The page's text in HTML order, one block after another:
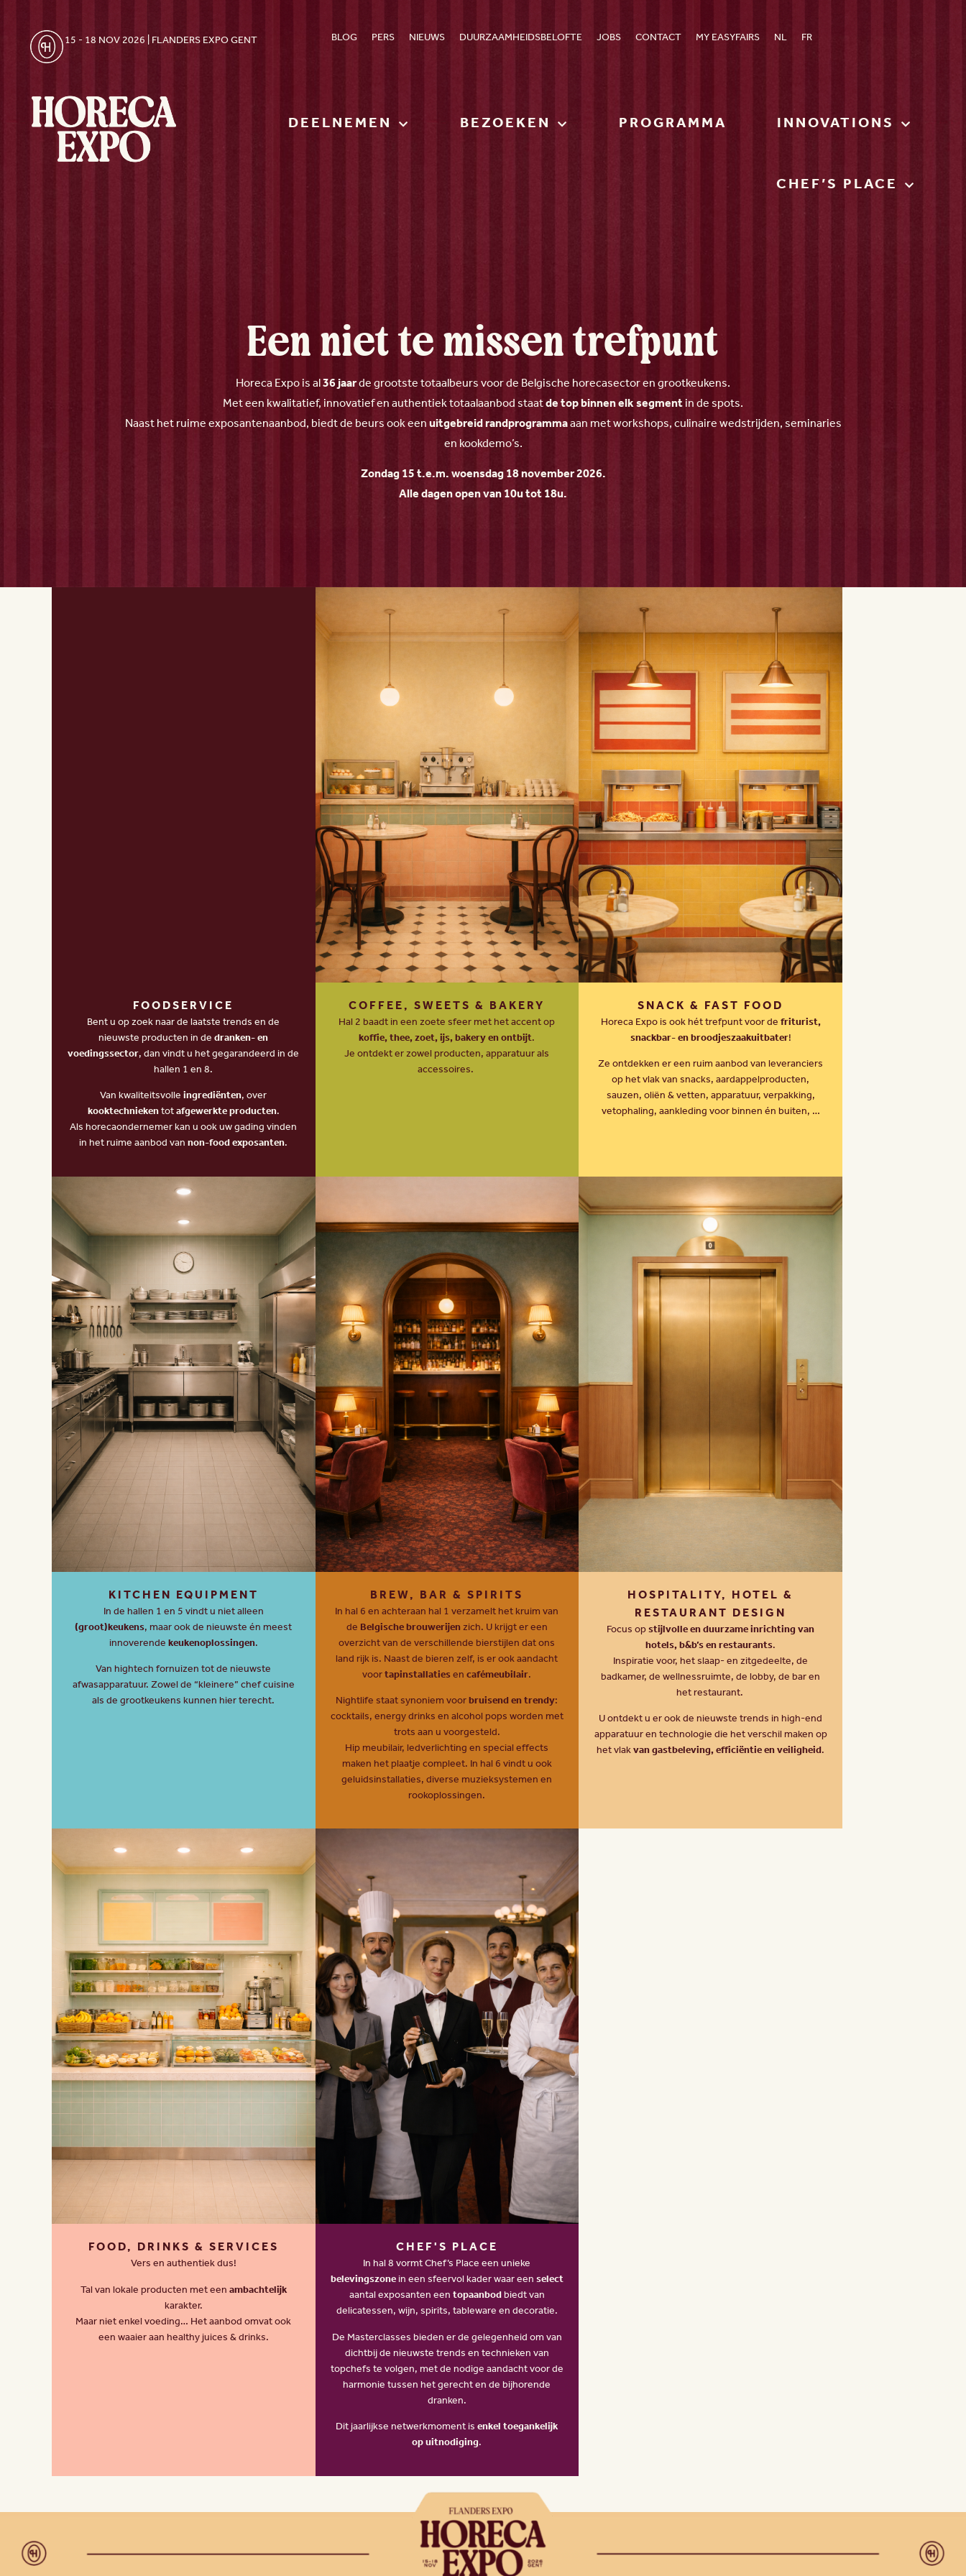
15 - 18 NOV 2026 | FLANDERS EXPO GENT BLOG PERS NIEUWS DUURZAAMHEIDSBELOFTE JOBS CONTACT MY EASYFAIRS NL FR
DEELNEMEN BEZOEKEN PROGRAMMA INNOVATIONS
CHEF’S PLACE
Een niet te missen trefpunt
Horeca Expo is al36 jaarde grootste totaalbeurs voor de Belgische horecasector en grootkeukens.
Met een kwalitatief, innovatief en authentiek totaalaanbod staatde top binnen elk segmentin de spots.
Naast het ruime exposantenaanbod, biedt de beurs ook eenuitgebreid randprogrammaaan met workshops, culinaire wedstrijden, seminaries
en kookdemo’s.
Zondag 15 t.e.m. woensdag 18 november 2026.
Alle dagen open van 10u tot 18u.
FOODSERVICE
Bent u op zoek naar de laatste trends en de
nieuwste producten in dedranken- en
voedingssector, dan vindt u het gegarandeerd in de
hallen 1 en 8.
Van kwaliteitsvolleingrediënten, over
kooktechniekentotafgewerkte producten.
Als horecaondernemer kan u ook uw gading vinden
in het ruime aanbod vannon-food exposanten.
COFFEE, SWEETS & BAKERY
Hal 2 baadt in een zoete sfeer met het accent op
koffie, thee, zoet, ijs, bakery en ontbijt.
Je ontdekt er zowel producten, apparatuur als
accessoires.
SNACK & FAST FOOD
Horeca Expo is ook hét trefpunt voor defriturist,
snackbar- en broodjeszaakuitbater!
Ze ontdekken er een ruim aanbod van leveranciers
op het vlak van snacks, aardappelproducten,
sauzen, oliën & vetten, apparatuur, verpakking,
vetophaling, aankleding voor binnen én buiten, …
KITCHEN EQUIPMENT
In de hallen 1 en 5 vindt u niet alleen
(groot)keukens, maar ook de nieuwste én meest
innoverendekeukenoplossingen.
Van hightech fornuizen tot de nieuwste
afwasapparatuur. Zowel de “kleinere” chef cuisine
als de grootkeukens kunnen hier terecht.
BREW, BAR & SPIRITS
In hal 6 en achteraan hal 1 verzamelt het kruim van
deBelgische brouwerijenzich. U krijgt er een
overzicht van de verschillende bierstijlen dat ons
land rijk is. Naast de bieren zelf, is er ook aandacht
voortapinstallatiesencafémeubilair.
Nightlife staat synoniem voorbruisend en trendy:
cocktails, energy drinks en alcohol pops worden met
trots aan u voorgesteld.
Hip meubilair, ledverlichting en special effects
maken het plaatje compleet. In hal 6 vindt u ook
geluidsinstallaties, diverse muzieksystemen en
rookoplossingen.
HOSPITALITY, HOTEL &
RESTAURANT DESIGN
Focus opstijlvolle en duurzame inrichting van
hotels, b&b’s en restaurants.
Inspiratie voor, het slaap- en zitgedeelte, de
badkamer, de wellnessruimte, de lobby, de bar en
het restaurant.
U ontdekt u er ook de nieuwste trends in high-end
apparatuur en technologie die het verschil maken op
het vlakvan gastbeleving, efficiëntie en veiligheid.
FOOD, DRINKS & SERVICES
Vers en authentiek dus!
Tal van lokale producten met eenambachtelijk
karakter.
Maar niet enkel voeding… Het aanbod omvat ook
een waaier aan healthy juices & drinks.
CHEF'S PLACE
In hal 8 vormt Chef’s Place een unieke
belevingszonein een sfeervol kader waar eenselect
aantal exposanten eentopaanbodbiedt van
delicatessen, wijn, spirits, tableware en decoratie.
De Masterclasses bieden er de gelegenheid om van
dichtbij de nieuwste trends en technieken van
topchefs te volgen, met de nodige aandacht voor de
harmonie tussen het gerecht en de bijhorende
dranken.
Dit jaarlijkse netwerkmoment isenkel toegankelijk
op uitnodiging.